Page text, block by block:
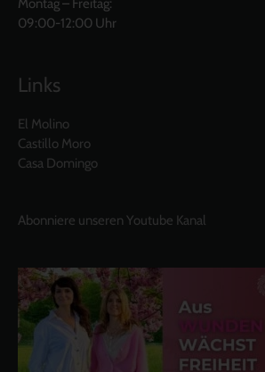
Montag – Freitag:
09:00-12:00 Uhr
Links
El Molino
Castillo Moro
Casa Domingo
Abonniere unseren Youtube Kanal